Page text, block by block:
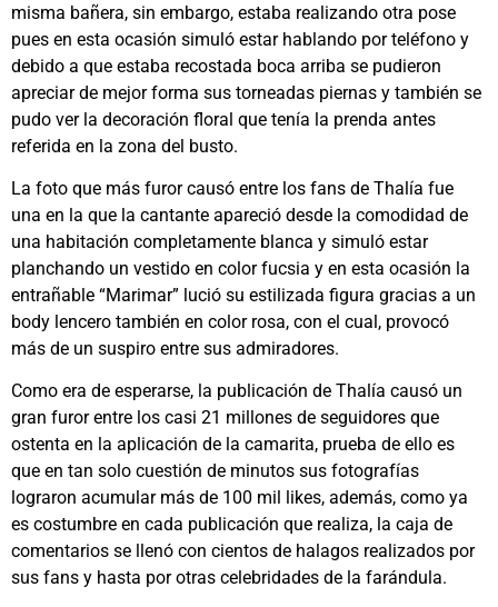
misma bañera, sin embargo, estaba realizando otra pose
pues en esta ocasión simuló estar hablando por teléfono y
debido a que estaba recostada boca arriba se pudieron
apreciar de mejor forma sus torneadas piernas y también se
pudo ver la decoración floral que tenía la prenda antes
referida en la zona del busto.
La foto que más furor causó entre los fans de Thalía fue
una en la que la cantante apareció desde la comodidad de
una habitación completamente blanca y simuló estar
planchando un vestido en color fucsia y en esta ocasión la
entrañable “Marimar” lució su estilizada figura gracias a un
body lencero también en color rosa, con el cual, provocó
más de un suspiro entre sus admiradores.
Como era de esperarse, la publicación de Thalía causó un
gran furor entre los casi 21 millones de seguidores que
ostenta en la aplicación de la camarita, prueba de ello es
que en tan solo cuestión de minutos sus fotografías
lograron acumular más de 100 mil likes, además, como ya
es costumbre en cada publicación que realiza, la caja de
comentarios se llenó con cientos de halagos realizados por
sus fans y hasta por otras celebridades de la farándula.